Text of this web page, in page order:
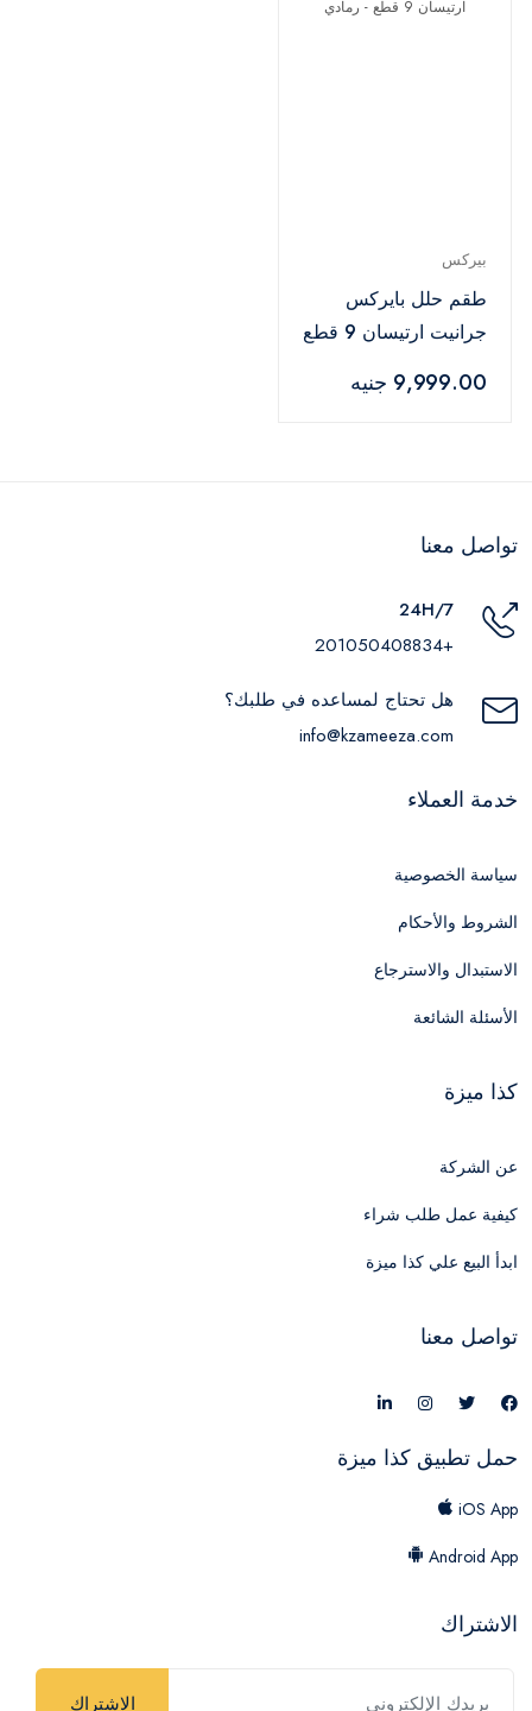
بيركس
طقم حلل بايركس
جرانيت ارتيسان 9 قطع
9,999.00 جنيه
تواصل معنا
24H/7
+201050408834
هل تحتاج لمساعده في طلبك؟
info@kzameeza.com
خدمة العملاء
سياسة الخصوصية
الشروط والأحكام
الاستبدال والاسترجاع
الأسئلة الشائعة
كذا ميزة
عن الشركة
كيفية عمل طلب شراء
ابدأ البيع علي كذا ميزة
تواصل معنا
حمل تطبيق كذا ميزة
iOS App
Android App
الاشتراك
الاشتراك